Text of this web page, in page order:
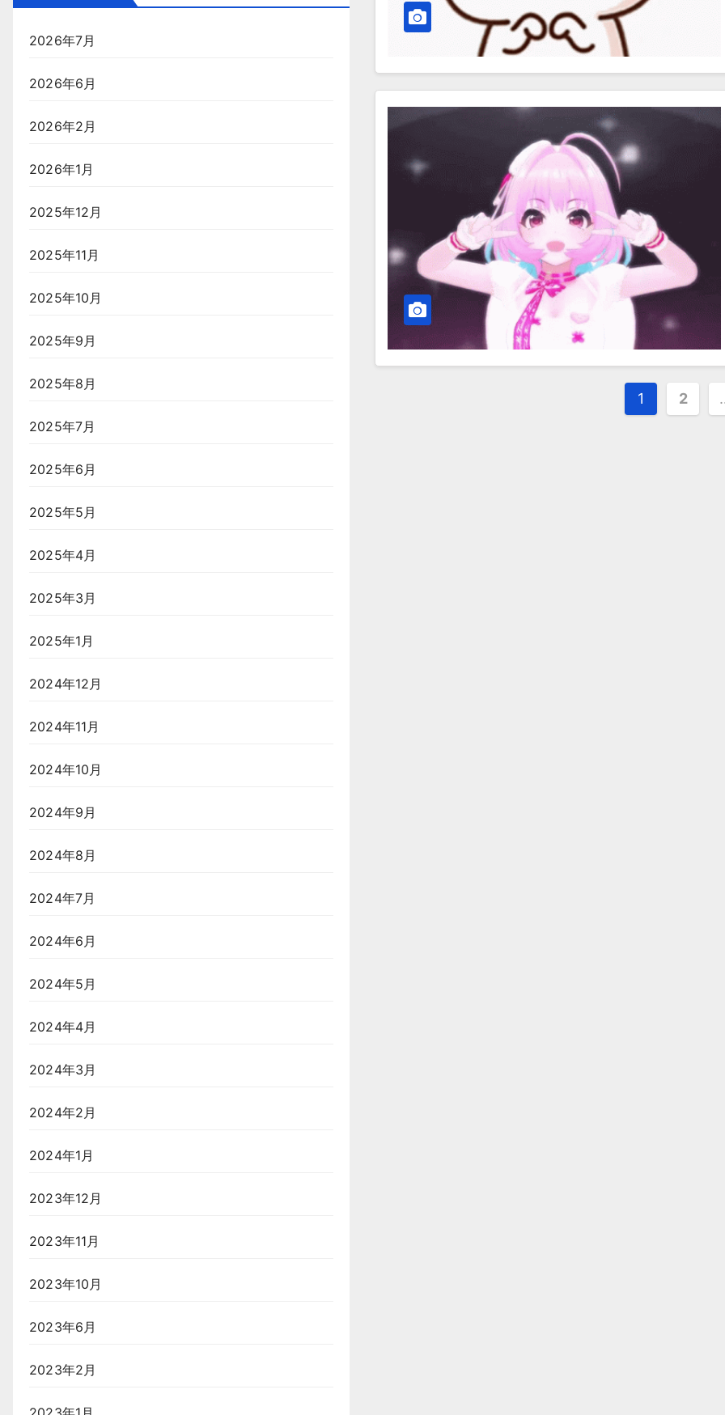
2026年7月
2026年6月
2026年2月
2026年1月
2025年12月
2025年11月
2025年10月
2025年9月
2025年8月
2025年7月
2025年6月
2025年5月
2025年4月
2025年3月
2025年1月
2024年12月
2024年11月
2024年10月
2024年9月
2024年8月
2024年7月
2024年6月
2024年5月
2024年4月
2024年3月
2024年2月
2024年1月
2023年12月
2023年11月
2023年10月
2023年6月
2023年2月
投
1 2